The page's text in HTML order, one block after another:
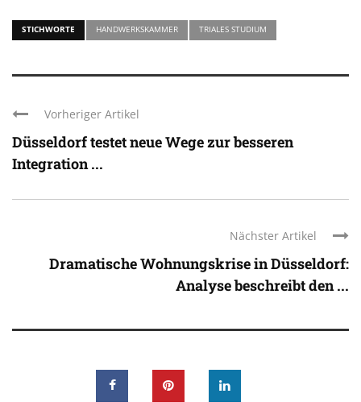
STICHWORTE HANDWERKSKAMMER TRIALES STUDIUM
Vorheriger Artikel
Düsseldorf testet neue Wege zur besseren
Integration ...
Nächster Artikel
Dramatische Wohnungskrise in Düsseldorf:
Analyse beschreibt den ...